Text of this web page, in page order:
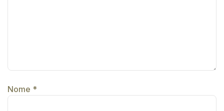
Nome *